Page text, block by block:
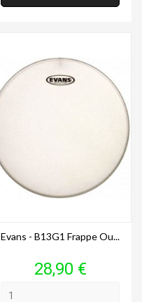
Evans - B13G1 Frappe Ou...
Prix
28,90 €